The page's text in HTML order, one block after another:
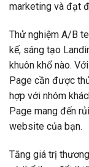
marketing và đạt
Thử nghiệm A/B
kế, sáng tạo
khuôn khổ nào.
Page cần được
hợp với nhóm
Page mang đến
website của bạn.
Tăng giá trị